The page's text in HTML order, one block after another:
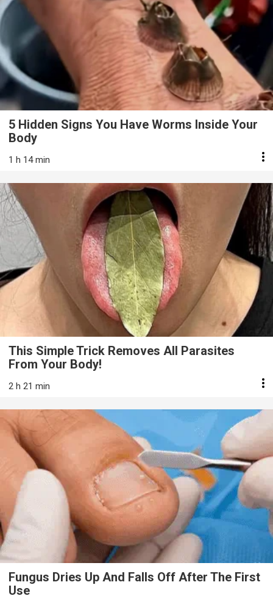
5 Hidden Signs You Have Worms Inside Your
Body
1 h 14 min
This Simple Trick Removes All Parasites
From Your Body!
2 h 21 min
Fungus Dries Up And Falls Off After The First
Use